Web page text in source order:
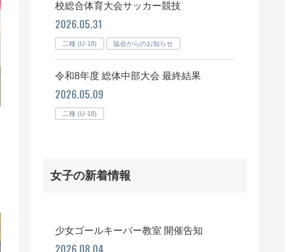
校総合体育大会サッカー競技
2026.05.31
二種 (U-18) 協会からのお知らせ
令和8年度 総体中部大会 最終結果
2026.05.09
二種 (U-18)
女子の新着情報
少女ゴールキーパー教室 開催告知
2026.08.04